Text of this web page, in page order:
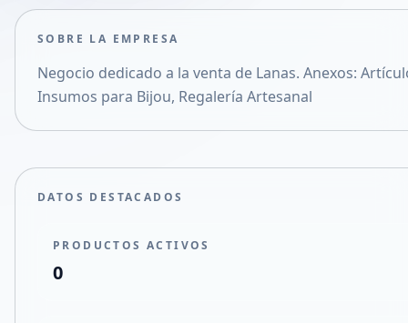
Compartir en X
SOBRE LA EMPRESA
Negocio dedicado a la venta de Lanas. Anexos:
Insumos para Bijou, Regalería Artesanal
DATOS DESTACADOS
PRODUCTOS ACTIVOS
0